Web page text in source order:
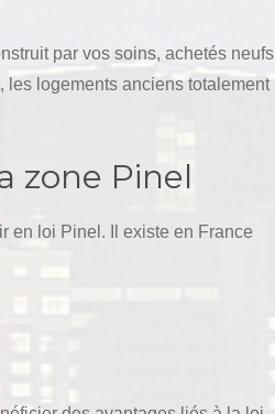
par vos soins, achetés neufs
les logements anciens totalement
zone Pinel
en loi Pinel. Il existe en France